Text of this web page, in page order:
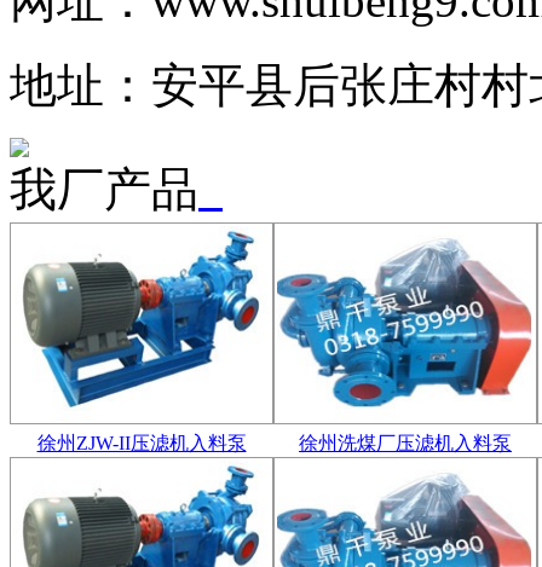
地址：安平县后张庄村村
我厂产品
徐州ZJW-II压滤机入料泵 徐州洗煤厂压滤机入料泵